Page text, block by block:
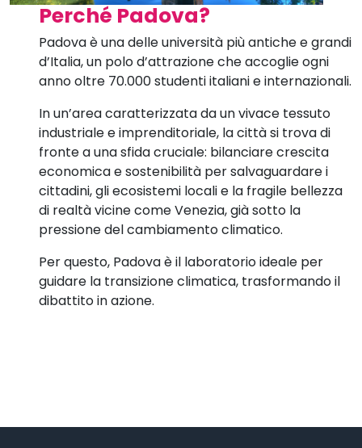
Perché Padova?
Padova è una delle università più antiche e grandi
d’Italia, un polo d’attrazione che accoglie ogni
anno oltre 70.000 studenti italiani e internazionali.
In un’area caratterizzata da un vivace tessuto
industriale e imprenditoriale, la città si trova di
fronte a una sfida cruciale: bilanciare crescita
economica e sostenibilità per salvaguardare i
cittadini, gli ecosistemi locali e la fragile bellezza
di realtà vicine come Venezia, già sotto la
pressione del cambiamento climatico.
Per questo, Padova è il laboratorio ideale per
guidare la transizione climatica, trasformando il
dibattito in azione.